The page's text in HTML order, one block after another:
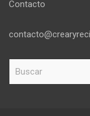
Contacto